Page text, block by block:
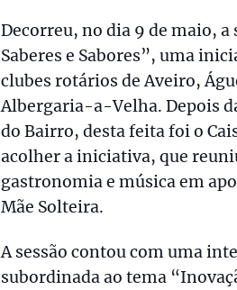
Decorreu, no dia 9 de maio,
Saberes e Sabores”, uma
clubes rotários de Aveiro,
Albergaria-a-Velha. Depois
do Bairro, desta feita foi o
acolher a iniciativa, que
gastronomia e música em
Mãe Solteira.
A sessão contou com uma
subordinada ao tema